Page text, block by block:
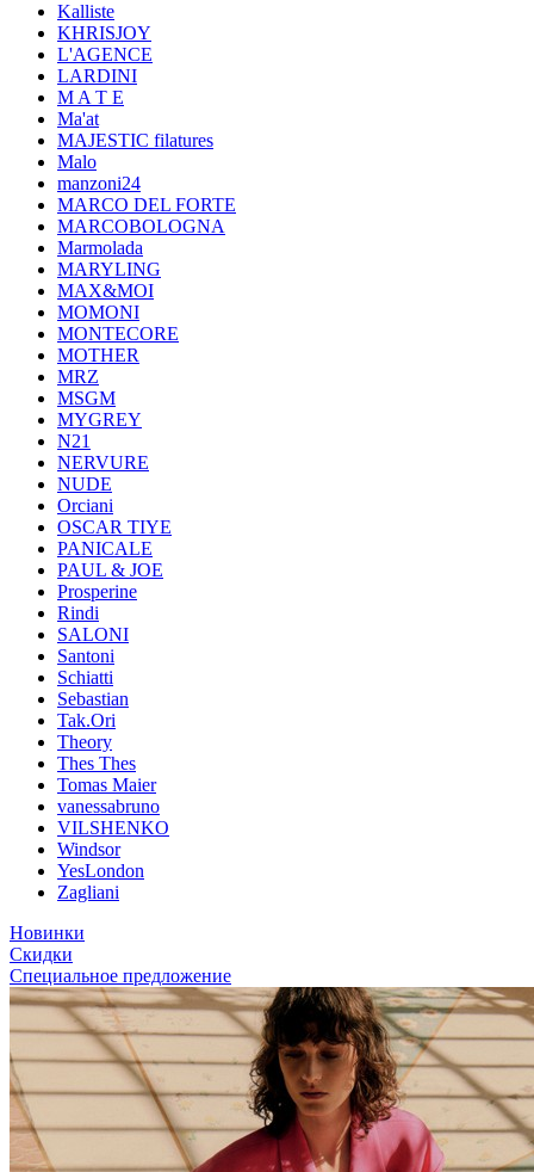
Kalliste
KHRISJOY
L'AGENCE
LARDINI
M A T E
Ma'at
MAJESTIC filatures
Malo
manzoni24
MARCO DEL FORTE
MARCOBOLOGNA
Marmolada
MARYLING
MAX&MOI
MOMONI
MONTECORE
MOTHER
MRZ
MSGM
MYGREY
N21
NERVURE
NUDE
Orciani
OSCAR TIYE
PANICALE
PAUL & JOE
Prosperine
Rindi
SALONI
Santoni
Schiatti
Sebastian
Tak.Ori
Theory
Thes Thes
Tomas Maier
vanessabruno
VILSHENKO
Windsor
YesLondon
Zagliani
Новинки
Скидки
Специальное предложение